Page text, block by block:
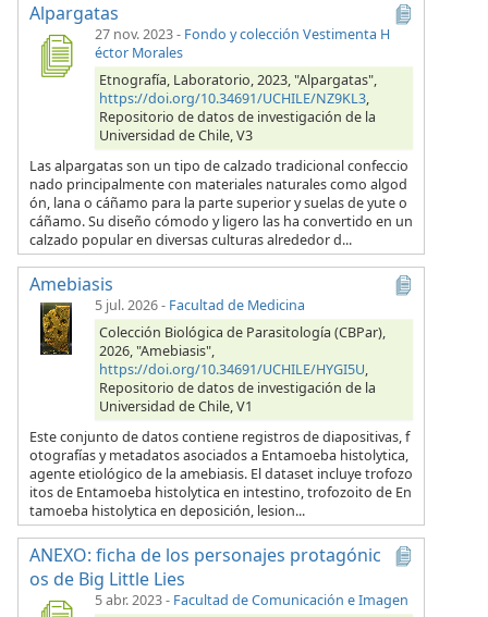
Alpargatas
27 nov. 2023- Fondo y colección Vestimenta H
éctor Morales
Etnografía, Laboratorio, 2023, "Alpargatas",
https://doi.org/10.34691/UCHILE/NZ9KL3,
Repositorio de datos de investigación de la
Universidad de Chile, V3
Las alpargatas son un tipo de calzado tradicional confeccio
nado principalmente con materiales naturales como algod
ón, lana o cáñamo para la parte superior y suelas de yute o
cáñamo. Su diseño cómodo y ligero las ha convertido en un
calzado popular en diversas culturas alrededor d...
Amebiasis
5 jul. 2026- Facultad de Medicina
Colección Biológica de Parasitología (CBPar),
2026, "Amebiasis",
https://doi.org/10.34691/UCHILE/HYGI5U,
Repositorio de datos de investigación de la
Universidad de Chile, V1
Este conjunto de datos contiene registros de diapositivas, f
otografías y metadatos asociados a Entamoeba histolytica,
agente etiológico de la amebiasis. El dataset incluye trofozo
itos de Entamoeba histolytica en intestino, trofozoito de En
tamoeba histolytica en deposición, lesion...
ANEXO: ficha de los personajes protagónic
os de Big Little Lies
5 abr. 2023- Facultad de Comunicación e Imagen